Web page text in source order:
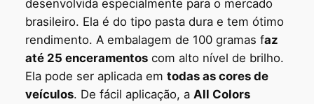
desenvolvida especialmente para o mercado
brasileiro. Ela é do tipo pasta dura e tem ótimo
rendimento. A embalagem de 100 gramas faz
até 25 enceramentoscom alto nível de brilho.
Ela pode ser aplicada em todas as cores de
veículos. De fácil aplicação, a All Colors